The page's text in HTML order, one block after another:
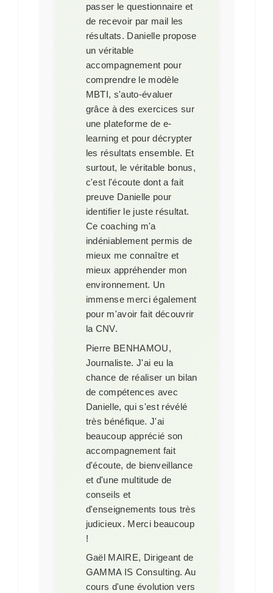
passer le questionnaire et
de recevoir par mail les
résultats. Danielle propose
un véritable
accompagnement pour
comprendre le modèle
MBTI, s'auto-évaluer
grâce à des exercices sur
une plateforme de e-
learning et pour décrypter
les résultats ensemble. Et
surtout, le véritable bonus,
c'est l'écoute dont a fait
preuve Danielle pour
identifier le juste résultat.
Ce coaching m'a
indéniablement permis de
mieux me connaître et
mieux appréhender mon
environnement. Un
immense merci également
pour m'avoir fait découvrir
la CNV.
Pierre BENHAMOU,
Journaliste. J'ai eu la
chance de réaliser un bilan
de compétences avec
Danielle, qui s'est révélé
très bénéfique. J'ai
beaucoup apprécié son
accompagnement fait
d'écoute, de bienveillance
et d'une multitude de
conseils et
d'enseignements tous très
judicieux. Merci beaucoup
!
Gaël MAIRE, Dirigeant de
GAMMA IS Consulting. Au
cours d'une évolution vers